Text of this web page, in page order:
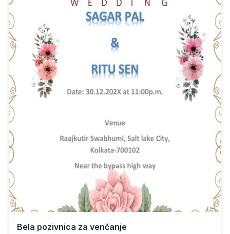
Bela pozivnica za venčanje